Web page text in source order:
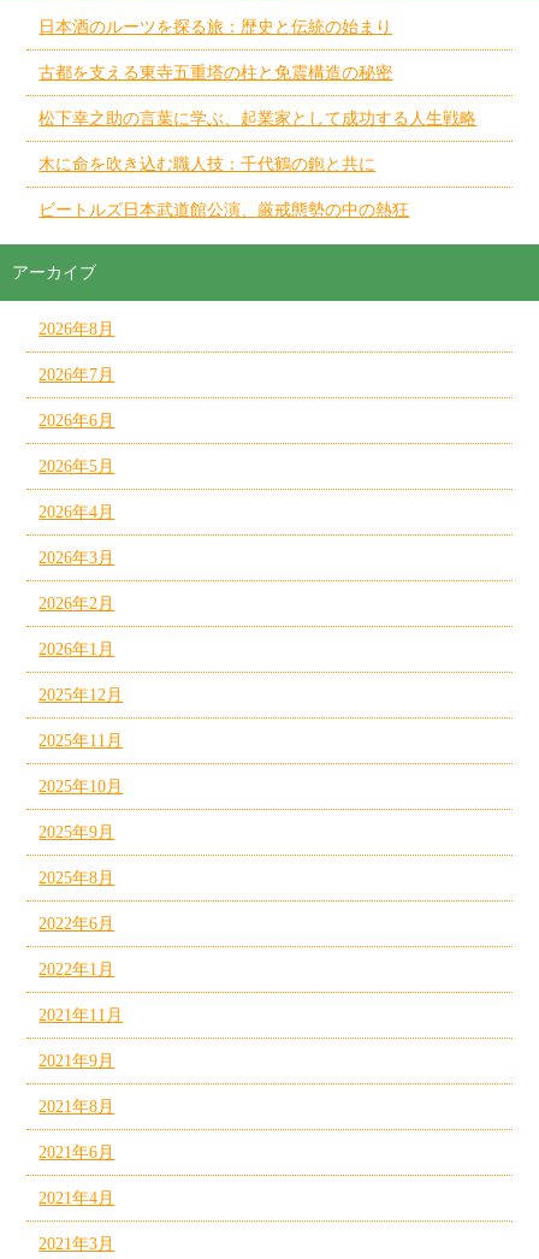
日本酒のルーツを探る旅：歴史と伝統の始まり
古都を支える東寺五重塔の柱と免震構造の秘密
松下幸之助の言葉に学ぶ、起業家として成功する人生戦略
木に命を吹き込む職人技：千代鶴の鉋と共に
ビートルズ日本武道館公演、厳戒態勢の中の熱狂
アーカイブ
2026年8月
2026年7月
2026年6月
2026年5月
2026年4月
2026年3月
2026年2月
2026年1月
2025年12月
2025年11月
2025年10月
2025年9月
2025年8月
2022年6月
2022年1月
2021年11月
2021年9月
2021年8月
2021年6月
2021年4月
2021年3月